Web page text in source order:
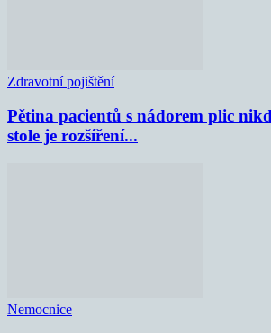
Zdravotní pojištění
Pětina pacientů s nádorem plic
stole je rozšíření...
Nemocnice